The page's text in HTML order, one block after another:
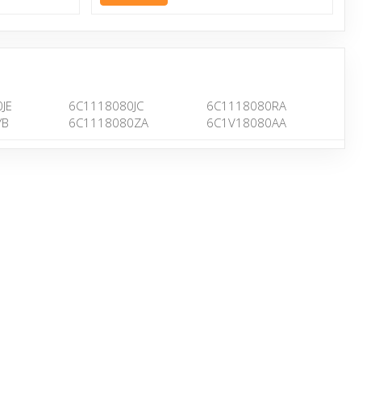
6C1118080JC
6C1118080RA
6C1118080ZA 6C1V18080AA